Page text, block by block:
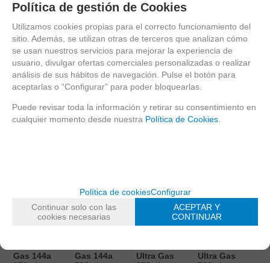
A CESTA
A CESTA
A CESTA
EN STOCK
Gas 144a
EN STOCK
Gas 144a
Ultra Gas
EN STOCK
Ultra Gas
Política de gestión de Cookies
Utilizamos cookies propias para el correcto funcionamiento del
sitio. Además, se utilizan otras de terceros que analizan cómo
se usan nuestros servicios para mejorar la experiencia de
usuario, divulgar ofertas comerciales personalizadas o realizar
análisis de sus hábitos de navegación. Pulse el botón para
aceptarlas o “Configurar” para poder bloquearlas.
Puede revisar toda la información y retirar su consentimiento en
cualquier momento desde nuestra Política de Cookies
Política de cookiesConfigurar
Continuar solo con las
cookies necesarias
ACEPTAR Y
CONTINUAR